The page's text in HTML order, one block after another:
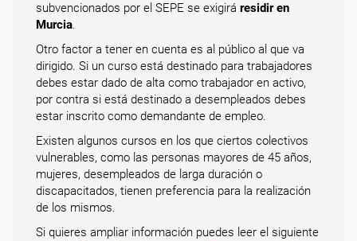
subvencionados por el SEPE se exigirá residir en
Murcia.
Otro factor a tener en cuenta es al público al que va
dirigido. Si un curso está destinado para trabajadores
debes estar dado de alta como trabajador en activo,
por contra si está destinado a desempleados debes
estar inscrito como demandante de empleo.
Existen algunos cursos en los que ciertos colectivos
vulnerables, como las personas mayores de 45 años,
mujeres, desempleados de larga duración o
discapacitados, tienen preferencia para la realización
de los mismos.
Si quieres ampliar información puedes leer el siguiente